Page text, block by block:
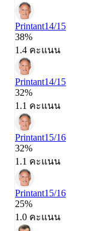
Printant14/15
38%
1.4 คะแนน
Printant14/15
32%
1.1 คะแนน
Printant15/16
32%
1.1 คะแนน
Printant15/16
25%
1.0 คะแนน